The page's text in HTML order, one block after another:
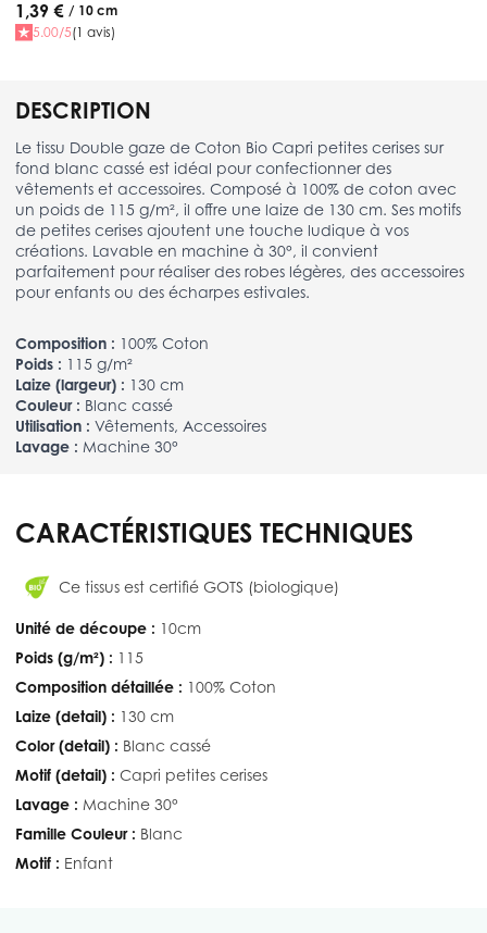
DESCRIPTION
Le tissu Double gaze de Coton Bio Capri petites cerises sur
fond blanc cassé est idéal pour confectionner des
vêtements et accessoires. Composé à 100% de coton avec
un poids de 115 g/m², il offre une laize de 130 cm. Ses motifs
de petites cerises ajoutent une touche ludique à vos
créations. Lavable en machine à 30°, il convient
parfaitement pour réaliser des robes légères, des accessoires
pour enfants ou des écharpes estivales.
Composition : 100% Coton
Poids : 115 g/m²
Laize (largeur) : 130 cm
Couleur : Blanc cassé
Utilisation : Vêtements, Accessoires
Lavage : Machine 30°
1,39 € / 10 cm
5.00/5(1 avis)
CARACTÉRISTIQUES TECHNIQUES
Ce tissus est certifié GOTS (biologique)
Unité de découpe : 10cm
Poids (g/m²) : 115
Composition détaillée : 100% Coton
Laize (detail) : 130 cm
Color (detail) : Blanc cassé
Motif (detail) : Capri petites cerises
Lavage : Machine 30°
Famille Couleur : Blanc
Motif : Enfant